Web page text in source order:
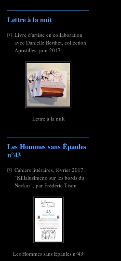
Lettre à la nuit
Livre d'artiste en collaboration
avec Danielle Berthet, collection
Apostilles, juin 2017
Lettre à la nuit
Les Hommes sans Épaules
n°43
Cahiers littéraires, février 2017.
"Killalusimeno sur les bords du
Neckar", par Frédéric Tison
Les Hommes sans Épaules n°43